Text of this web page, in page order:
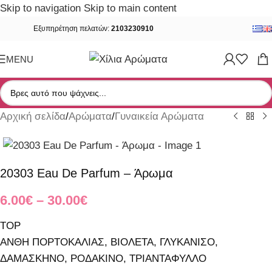
Skip to navigation Skip to main content
Εξυπηρέτηση πελατών: 2103230910
MENU
Αρχική σελίδα/Αρώματα/Γυναικεία Αρώματα
20303 Eau De Parfum – Άρωμα
6.00€ – 30.00€
TOP
ΑΝΘΗ ΠΟΡΤΟΚΑΛΙΑΣ, ΒΙΟΛΕΤΑ, ΓΛΥΚΑΝΙΣΟ,
ΔΑΜΑΣΚΗΝΟ, ΡΟΔΑΚΙΝΟ, ΤΡΙΑΝΤΑΦΥΛΛΟ